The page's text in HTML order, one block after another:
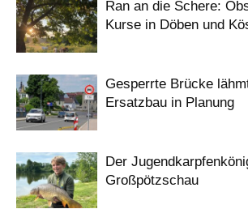
Ran an die Schere:
Kurse in Döben und
Gesperrte Brücke
Ersatzbau in Planung
Der
Großpötzschau